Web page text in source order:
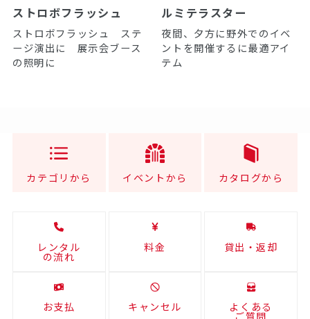
ストロボフラッシュ
ストロボフラッシュ ステ
ージ演出に 展示会ブース
の照明に
ルミテラスター
夜間、夕方に野外でのイベ
ントを開催するに最適アイ
テム
カテゴリから イベントから カタログから
レンタル
の流れ
料金 貸出・返却
お支払 キャンセル よくある
ご質問